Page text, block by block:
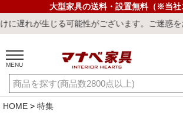
大型家具の送料・設置無料（※当社
性がございます。ご迷惑をおかけしまして誠
MENU
ご利用ガイド 新規会員登録
店舗一覧 閲覧履歴
HOME 特集